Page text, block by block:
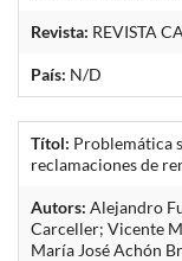
Revista: REVISTA
País: N/D
Títol: Problemática
reclamaciones de
Autors: Alejandro
Carceller; Vicente
María José Achón